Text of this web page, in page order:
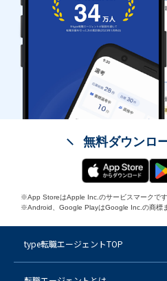
無料ダウンロ
※App StoreはApple Inc.のサービスマークです
※Android、Google PlayはGoogle Inc.の商標
type転職エージェントTOP